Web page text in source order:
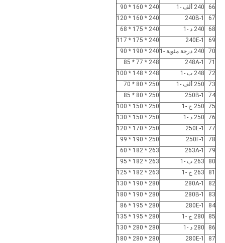
66
240 ألف -1
240 * 160 * 90
67
240B-1
240 * 160 * 120
68
240 د -1
240 * 175 * 68
69
240E-1
240 * 175 * 117
70
240 درجة مئوية -1
240 * 190 * 90
71
248A-1
248 * 77 * 85
72
248 ب -1
248 * 148 * 100
73
250 ألف -1
250 * 80 * 70
74
250B-1
250 * 80 * 85
75
250 ج -1
250 * 150 * 100
76
250 د -1
250 * 150 * 130
77
250E-1
250 * 170 * 120
78
250F-1
250 * 190 * 99
79
263A-1
263 * 182 * 60
80
263 ب -1
263 * 182 * 95
81
263 ج -1
263 * 182 * 125
82
280A-1
280 * 190 * 130
83
280B-1
280 * 190 * 180
84
280E-1
280 * 195 * 86
85
280 ج -1
280 * 195 * 135
86
280 د -1
280 * 280 * 130
87
280E-1
280 * 280 * 180